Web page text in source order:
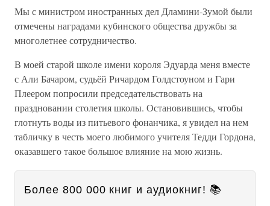
Мы с министром иностранных дел Дламини-Зумой были
отмечены наградами кубинского общества дружбы за
многолетнее сотрудничество.
В моей старой школе имени короля Эдуарда меня вместе
с Али Бачаром, судьёй Ричардом Голдстоуном и Гари
Плеером попросили председательствовать на
праздновании столетия школы. Остановившись, чтобы
глотнуть воды из питьевого фонанчика, я увидел на нем
табличку в честь моего любимого учителя Тедди Гордона,
оказавшего такое большое влияние на мою жизнь.
Более 800 000 книг и аудиокниг! 📚